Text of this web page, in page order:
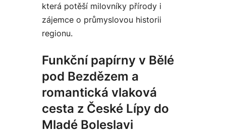
která potěší milovníky přírody i
zájemce o průmyslovou historii
regionu.
Funkční papírny v Bělé
pod Bezdězem a
romantická vlaková
cesta z České Lípy do
Mladé Boleslavi